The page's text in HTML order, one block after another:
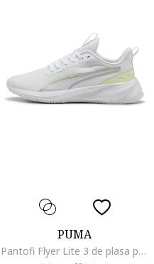
PUMA
Pantofi Flyer Lite 3 de plasa pentru alergare